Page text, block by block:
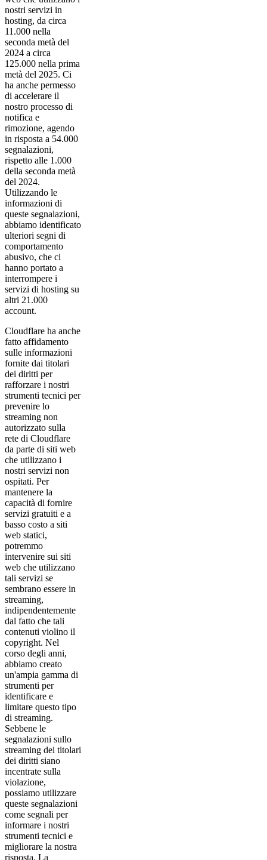
nostri servizi in
hosting, da circa
11.000 nella
seconda metà del
2024 a circa
125.000 nella prima
metà del 2025. Ci
ha anche permesso
di accelerare il
nostro processo di
notifica e
rimozione, agendo
in risposta a 54.000
segnalazioni,
rispetto alle 1.000
della seconda metà
del 2024.
Utilizzando le
informazioni di
queste segnalazioni,
abbiamo identificato
ulteriori segni di
comportamento
abusivo, che ci
hanno portato a
interrompere i
servizi di hosting su
altri 21.000
account.
Cloudflare ha anche
fatto affidamento
sulle informazioni
fornite dai titolari
dei diritti per
rafforzare i nostri
strumenti tecnici per
prevenire lo
streaming non
autorizzato sulla
rete di Cloudflare
da parte di siti web
che utilizzano i
nostri servizi non
ospitati. Per
mantenere la
capacità di fornire
servizi gratuiti e a
basso costo a siti
web statici,
potremmo
intervenire sui siti
web che utilizzano
tali servizi se
sembrano essere in
streaming,
indipendentemente
dal fatto che tali
contenuti violino il
copyright. Nel
corso degli anni,
abbiamo creato
un'ampia gamma di
strumenti per
identificare e
limitare questo tipo
di streaming.
Sebbene le
segnalazioni sullo
streaming dei titolari
dei diritti siano
incentrate sulla
violazione,
possiamo utilizzare
queste segnalazioni
come segnali per
informare i nostri
strumenti tecnici e
migliorare la nostra
risposta. La